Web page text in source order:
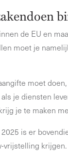
de EU en
moet je
moet
als je diensten
je te maken
is er
vrijstelling